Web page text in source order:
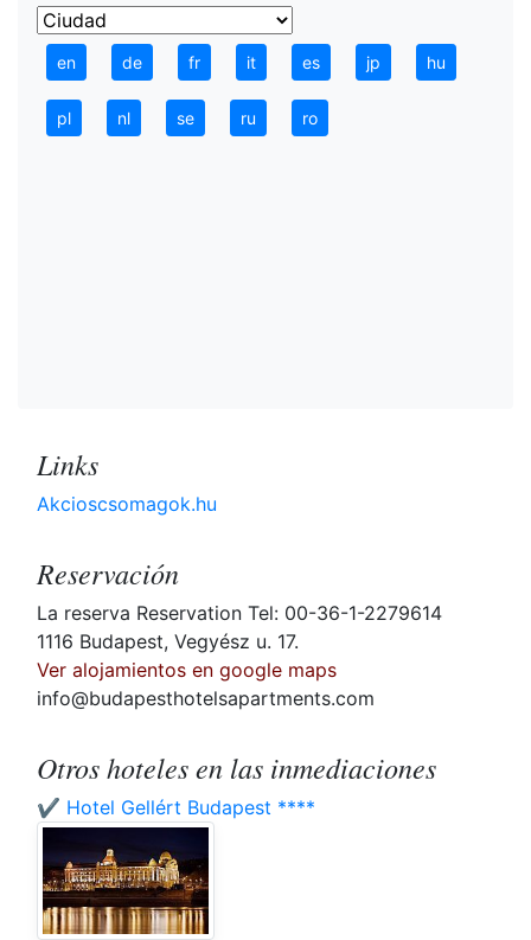
en de fr it es jp hu
pl nl se ru ro
Links
Akcioscsomagok.hu
Reservación
La reserva Reservation Tel: 00-36-1-2279614
1116 Budapest, Vegyész u. 17.
Ver alojamientos en google maps
info@budapesthotelsapartments.com
Otros hoteles en las inmediaciones
✔️ Hotel Gellért Budapest ****